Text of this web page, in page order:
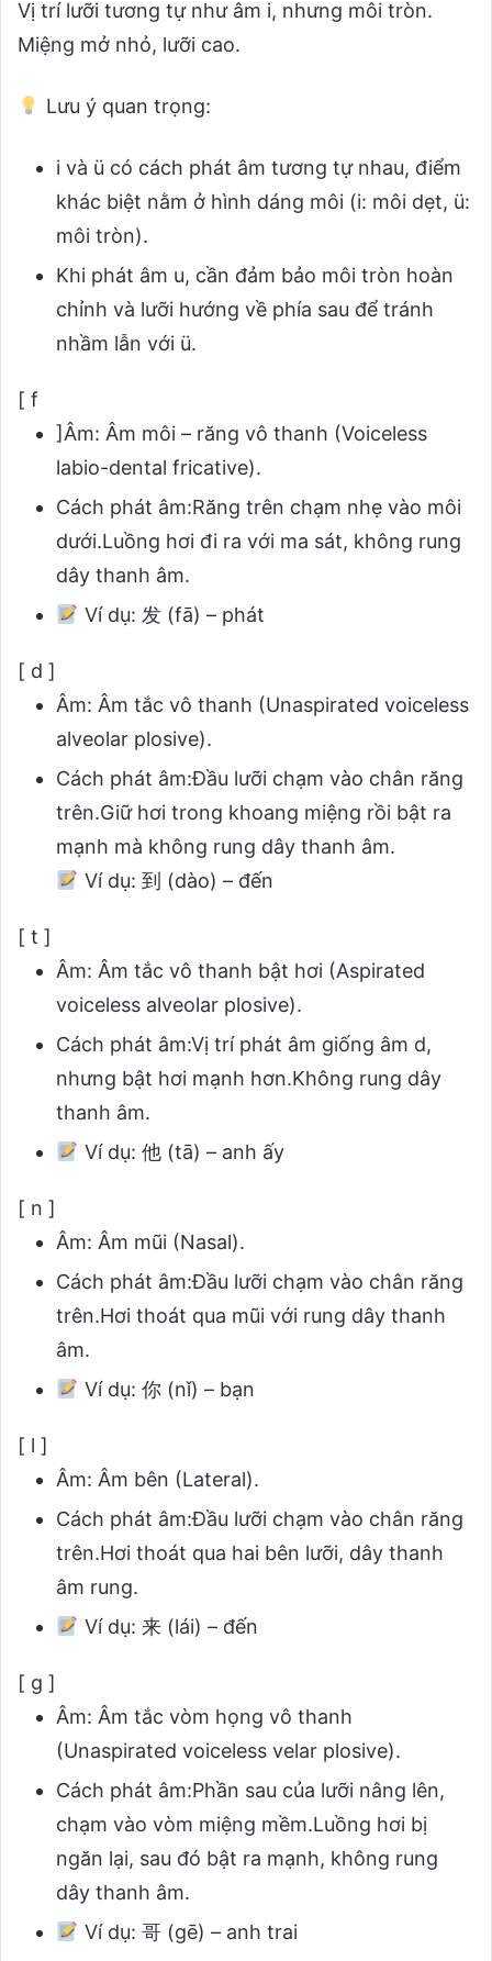
Vị trí lưỡi tương tự như âm i, nhưng môi tròn.
Miệng mở nhỏ, lưỡi cao.
Lưu ý quan trọng:
i và ü có cách phát âm tương tự nhau, điểm
khác biệt nằm ở hình dáng môi (i: môi dẹt, ü:
môi tròn).
Khi phát âm u, cần đảm bảo môi tròn hoàn
chỉnh và lưỡi hướng về phía sau để tránh
nhầm lẫn với ü.
[ f
]Âm: Âm môi – răng vô thanh (Voiceless
labio-dental fricative).
Cách phát âm:Răng trên chạm nhẹ vào môi
dưới.Luồng hơi đi ra với ma sát, không rung
dây thanh âm.
Ví dụ: 发 (fā) – phát
[ d ]
Âm: Âm tắc vô thanh (Unaspirated voiceless
alveolar plosive).
Cách phát âm:Đầu lưỡi chạm vào chân răng
trên.Giữ hơi trong khoang miệng rồi bật ra
mạnh mà không rung dây thanh âm.
Ví dụ: 到 (dào) – đến
[ t ]
Âm: Âm tắc vô thanh bật hơi (Aspirated
voiceless alveolar plosive).
Cách phát âm:Vị trí phát âm giống âm d,
nhưng bật hơi mạnh hơn.Không rung dây
thanh âm.
Ví dụ: 他 (tā) – anh ấy
[ n ]
Âm: Âm mũi (Nasal).
Cách phát âm:Đầu lưỡi chạm vào chân răng
trên.Hơi thoát qua mũi với rung dây thanh
âm.
Ví dụ: 你 (nǐ) – bạn
[ l ]
Âm: Âm bên (Lateral).
Cách phát âm:Đầu lưỡi chạm vào chân răng
trên.Hơi thoát qua hai bên lưỡi, dây thanh
âm rung.
Ví dụ: 来 (lái) – đến
[ g ]
Âm: Âm tắc vòm họng vô thanh
(Unaspirated voiceless velar plosive).
Cách phát âm:Phần sau của lưỡi nâng lên,
chạm vào vòm miệng mềm.Luồng hơi bị
ngăn lại, sau đó bật ra mạnh, không rung
dây thanh âm.
Ví dụ: 哥 (gē) – anh trai